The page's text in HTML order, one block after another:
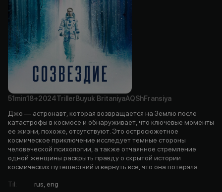
51min18+2024Triller Buyuk BritaniyaAQShFransiya
Джо — астронавт, которая возвращается на Землю после
катастрофы в космосе и обнаруживает, что ключевые моменты
ее жизни, похоже, отсутствуют. Это остросюжетное
космическое приключение исследует темные стороны
человеческой психологии, а также отчаянное стремление
одной женщины раскрыть правду о скрытой истории
космических путешествий и вернуть все, что она потеряла.
Til:
rus, eng